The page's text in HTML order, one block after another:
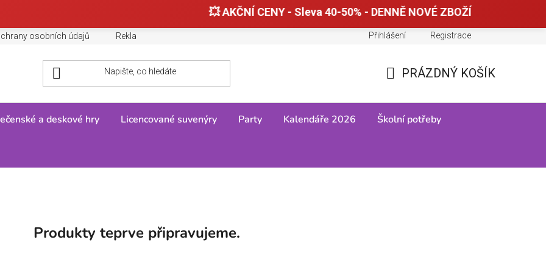
💥 AKČNÍ CENY - Sleva 40-50% - DENNĚ NOVÉ ZBOŽÍ
osobních údajů Reklamace, výměny a vrácení zboží Tabulky velikostí
Přihlášení Registrace
KOŠÍK
PRÁZDNÝ KOŠÍK
a deskové hry Licencované suvenýry Party Kalendáře 2026 Školní potřeby
Produkty teprve připravujeme.